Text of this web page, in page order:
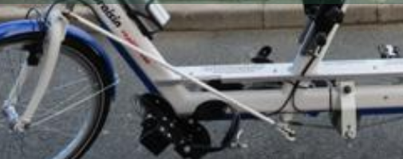
Votre Annonce
Appeler Envoyer un message